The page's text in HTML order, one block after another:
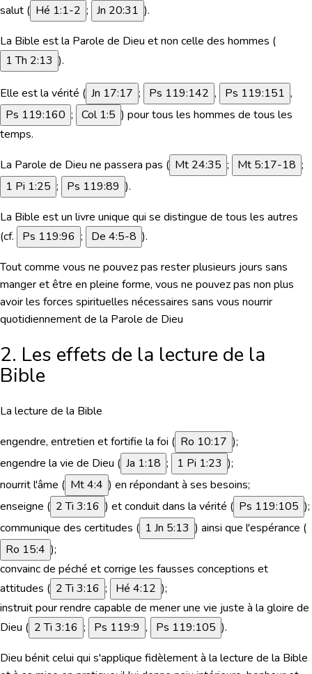
salut ( Hé 1:1-2 ; Jn 20:31 ).
La Bible est la Parole de Dieu et non celle des hommes (
1 Th 2:13 ).
Elle est la vérité ( Jn 17:17 ; Ps 119:142 , Ps 119:151 ,
Ps 119:160 ; Col 1:5 ) pour tous les hommes de tous les
temps.
La Parole de Dieu ne passera pas ( Mt 24:35 ; Mt 5:17-18 ;
1 Pi 1:25 ; Ps 119:89 ).
La Bible est un livre unique qui se distingue de tous les autres
(cf.
Ps 119:96 ; De 4:5-8 ).
Tout comme vous ne pouvez pas rester plusieurs jours sans
manger et être en pleine forme, vous ne pouvez pas non plus
avoir les forces spirituelles nécessaires sans vous nourrir
quotidiennement de la Parole de Dieu
2. Les effets de la lecture de la
Bible
La lecture de la Bible
engendre, entretien et fortifie la foi ( Ro 10:17 );
engendre la vie de Dieu ( Ja 1:18 ; 1 Pi 1:23 );
nourrit l'âme ( Mt 4:4 ) en répondant à ses besoins;
enseigne ( 2 Ti 3:16 ) et conduit dans la vérité ( Ps 119:105 );
communique des certitudes ( 1 Jn 5:13 ) ainsi que l'espérance (
Ro 15:4 );
convainc de péché et corrige les fausses conceptions et
attitudes ( 2 Ti 3:16 ; Hé 4:12 );
instruit pour rendre capable de mener une vie juste à la gloire de
Dieu ( 2 Ti 3:16 ; Ps 119:9 , Ps 119:105 ).
Dieu bénit celui qui s'applique fidèlement à la lecture de la Bible